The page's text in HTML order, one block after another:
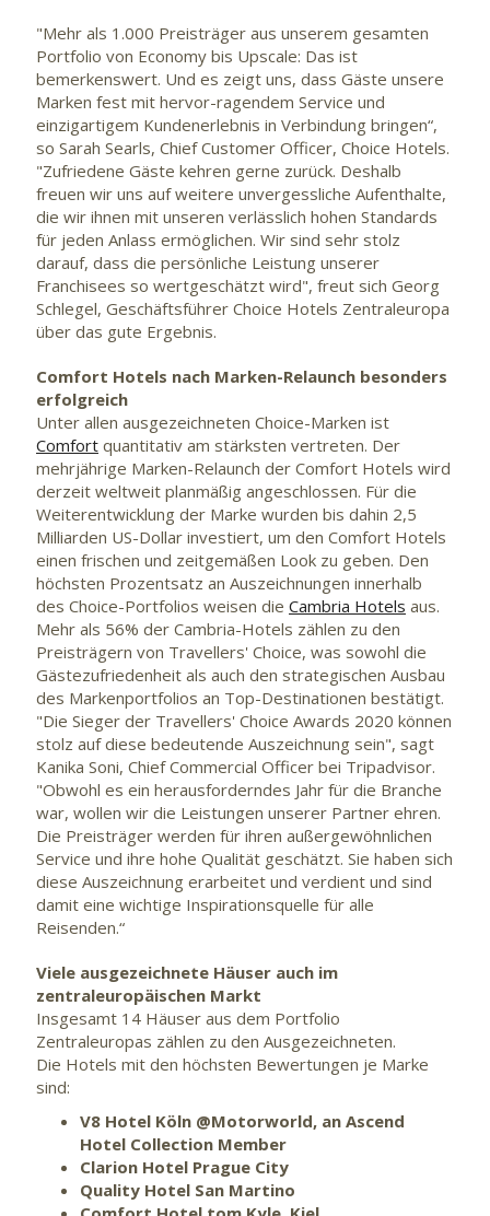
"Mehr als 1.000 Preisträger aus unserem gesamten
Portfolio von Economy bis Upscale: Das ist
bemerkenswert. Und es zeigt uns, dass Gäste unsere
Marken fest mit hervor-ragendem Service und
einzigartigem Kundenerlebnis in Verbindung bringen“,
so Sarah Searls, Chief Customer Officer, Choice Hotels.
"Zufriedene Gäste kehren gerne zurück. Deshalb
freuen wir uns auf weitere unvergessliche Aufenthalte,
die wir ihnen mit unseren verlässlich hohen Standards
für jeden Anlass ermöglichen. Wir sind sehr stolz
darauf, dass die persönliche Leistung unserer
Franchisees so wertgeschätzt wird", freut sich Georg
Schlegel, Geschäftsführer Choice Hotels Zentraleuropa
über das gute Ergebnis.
Comfort Hotels nach Marken-Relaunch besonders
erfolgreich
Unter allen ausgezeichneten Choice-Marken ist
Comfort quantitativ am stärksten vertreten. Der
mehrjährige Marken-Relaunch der Comfort Hotels wird
derzeit weltweit planmäßig angeschlossen. Für die
Weiterentwicklung der Marke wurden bis dahin 2,5
Milliarden US-Dollar investiert, um den Comfort Hotels
einen frischen und zeitgemäßen Look zu geben. Den
höchsten Prozentsatz an Auszeichnungen innerhalb
des Choice-Portfolios weisen die Cambria Hotels aus.
Mehr als 56% der Cambria-Hotels zählen zu den
Preisträgern von Travellers' Choice, was sowohl die
Gästezufriedenheit als auch den strategischen Ausbau
des Markenportfolios an Top-Destinationen bestätigt.
"Die Sieger der Travellers' Choice Awards 2020 können
stolz auf diese bedeutende Auszeichnung sein", sagt
Kanika Soni, Chief Commercial Officer bei Tripadvisor.
"Obwohl es ein herausforderndes Jahr für die Branche
war, wollen wir die Leistungen unserer Partner ehren.
Die Preisträger werden für ihren außergewöhnlichen
Service und ihre hohe Qualität geschätzt. Sie haben sich
diese Auszeichnung erarbeitet und verdient und sind
damit eine wichtige Inspirationsquelle für alle
Reisenden.“
Viele ausgezeichnete Häuser auch im
zentraleuropäischen Markt
Insgesamt 14 Häuser aus dem Portfolio
Zentraleuropas zählen zu den Ausgezeichneten.
Die Hotels mit den höchsten Bewertungen je Marke
sind:
V8 Hotel Köln @Motorworld, an Ascend
Hotel Collection Member
Clarion Hotel Prague City
Quality Hotel San Martino